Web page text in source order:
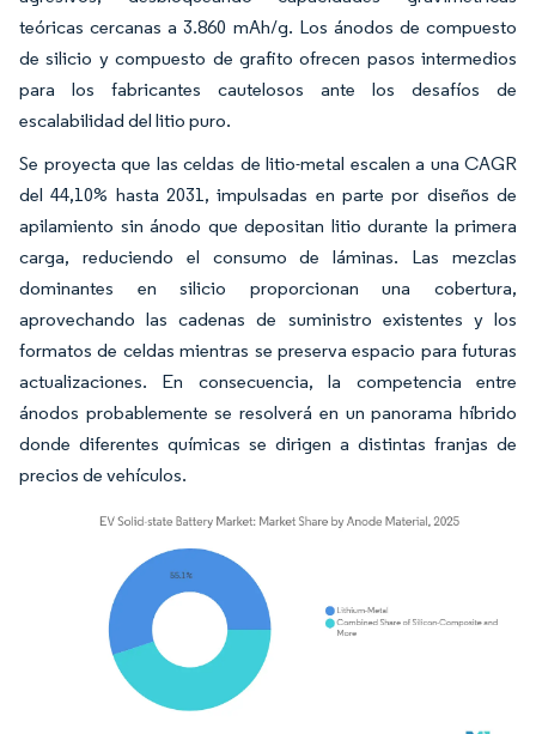
teóricas cercanas a 3.860 mAh/g. Los ánodos de compuesto
de silicio y compuesto de grafito ofrecen pasos intermedios
para los fabricantes cautelosos ante los desafíos de
escalabilidad del litio puro.
Se proyecta que las celdas de litio-metal escalen a una CAGR
del 44,10% hasta 2031, impulsadas en parte por diseños de
apilamiento sin ánodo que depositan litio durante la primera
carga, reduciendo el consumo de láminas. Las mezclas
dominantes en silicio proporcionan una cobertura,
aprovechando las cadenas de suministro existentes y los
formatos de celdas mientras se preserva espacio para futuras
actualizaciones. En consecuencia, la competencia entre
ánodos probablemente se resolverá en un panorama híbrido
donde diferentes químicas se dirigen a distintas franjas de
precios de vehículos.